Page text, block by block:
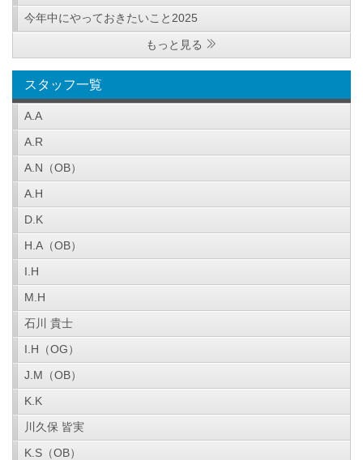
今年中にやっておきたいこと2025
もっと見る
スタッフ一覧
A.A
A.R
A.N（OB）
A.H
D.K
H.A（OB）
I.H
M.H
石川 貴士
I.H（OG）
J.M（OB）
K.K
川久保 皆実
K.S（OB）